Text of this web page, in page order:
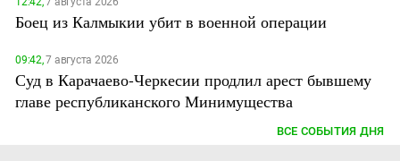
Боец из Калмыкии убит в военной операции
09:42,7 августа 2026
Суд в Карачаево-Черкесии продлил арест бывшему
главе республиканского Минимущества
ВСЕ СОБЫТИЯ ДНЯ